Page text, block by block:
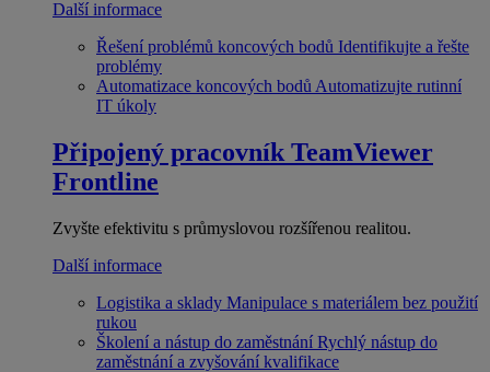
Další informace
Řešení problémů koncových bodů Identifikujte a řešte
problémy
Automatizace koncových bodů Automatizujte rutinní
IT úkoly
Připojený pracovník TeamViewer
Frontline
Zvyšte efektivitu s průmyslovou rozšířenou realitou.
Další informace
Logistika a sklady Manipulace s materiálem bez použití
rukou
Školení a nástup do zaměstnání Rychlý nástup do
zaměstnání a zvyšování kvalifikace